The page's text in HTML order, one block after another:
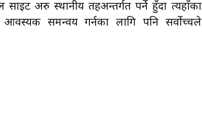
साइट अरु स्थानीय तहअन्तर्गत पर्ने हुँदा त्यहाँका
आवस्यक समन्वय गर्नका लागि पनि सर्वोच्चले